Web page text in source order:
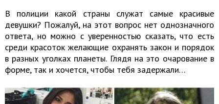
В полиции какой страны служат самые красивые
девушки? Пожалуй, на этот вопрос нет однозначного
ответа, но можно с уверенностью сказать, что есть
среди красоток желающие охранять закон и порядок
в разных уголках планеты. Глядя на это очарование в
форме, так и хочется, чтобы тебя задержали…